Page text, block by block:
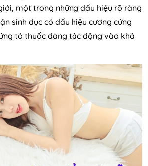
một trong những dấu hiệu rõ ràng
sinh dục có dấu hiệu cương cứng
tỏ thuốc đang tác động vào khả